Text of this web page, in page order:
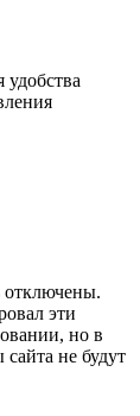
отключены.
эти
но в
не будут